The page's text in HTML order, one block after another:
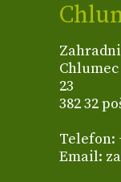
23
382 32
Telefon:
Email: